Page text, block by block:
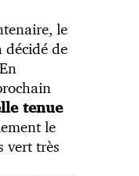
le
décidé de
tenue
le
vert très